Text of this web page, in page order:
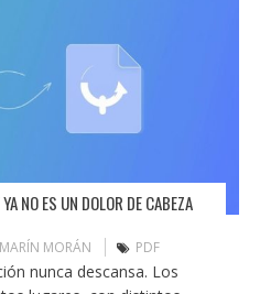
NO ES UN DOLOR DE CABEZA
MORÁN PDF
nunca descansa. Los